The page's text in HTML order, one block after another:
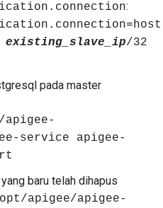
:
existing_slave_ip/32
pada master
service apigee-
baru telah dihapus
apigee/apigee-